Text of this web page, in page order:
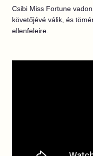
Csibi Miss Fortune
követőjévé válik, és
ellenfeleire.